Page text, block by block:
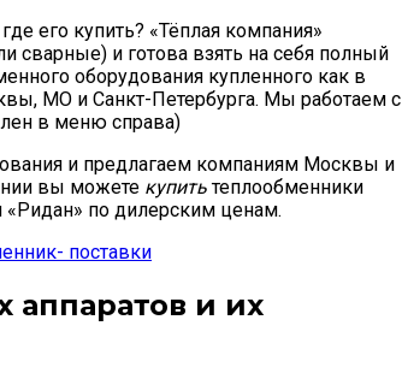
его купить? «Тёплая компания»
сварные) и готова взять на себя полный
оборудования купленного как в
МО и Санкт-Петербурга. Мы работаем с
в меню справа)
и предлагаем компаниям Москвы и
вы можете купитьтеплообменники
по дилерским ценам.
и их